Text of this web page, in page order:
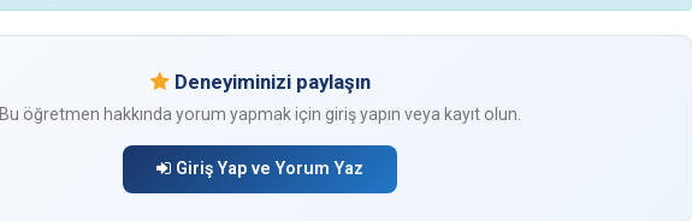
Deneyiminizi paylaşın
Bu öğretmen hakkında yorum yapmak için giriş yapın veya kayıt olun.
Giriş Yap ve Yorum Yaz